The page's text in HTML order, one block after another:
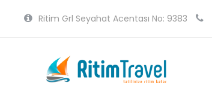
Ritim Grl Seyahat Acentası No: 9383